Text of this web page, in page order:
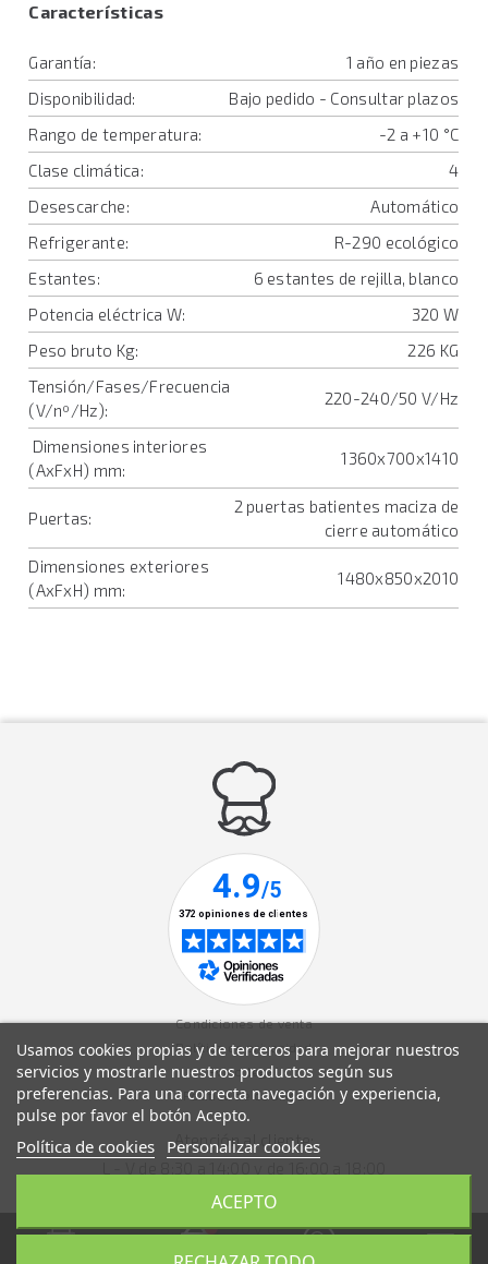
Características
Garantía:
1 año en piezas
Disponibilidad:
Bajo pedido - Consultar plazos
Rango de temperatura:
-2 a +10 °C
Clase climática:
4
Desescarche:
Automático
Refrigerante:
R-290 ecológico
Estantes:
6 estantes de rejilla, blanco
Potencia eléctrica W:
320 W
Peso bruto Kg:
226 KG
Tensión/Fases/Frecuencia
(V/nº/Hz):
220-240/50 V/Hz
Dimensiones interiores
(AxFxH) mm:
1360x700x1410
Puertas:
2 puertas batientes maciza de
cierre automático
Dimensiones exteriores
(AxFxH) mm:
1480x850x2010
Condiciones de venta
Política de privacidad
Aviso legal
Política de cookies
Atención al cliente:
Usamos cookies propias y de terceros para mejorar nuestros
servicios y mostrarle nuestros productos según sus
preferencias. Para una correcta navegación y experiencia,
pulse por favor el botón Acepto.
Política de cookies Personalizar cookies
ACEPTO